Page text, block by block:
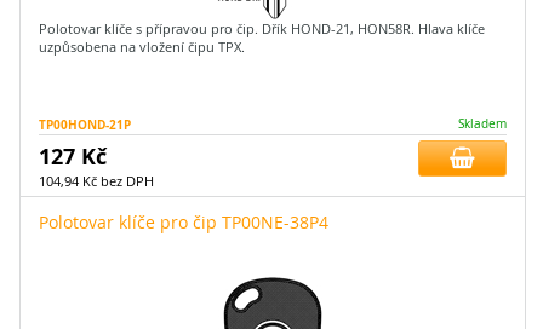
Polotovar klíče s přípravou pro čip. Dřík HOND-21, HON58R. Hlava klíče
uzpůsobena na vložení čipu TPX.
TP00HOND-21P Skladem
127 Kč
104,94 Kč bez DPH
Polotovar klíče pro čip TP00NE-38P4